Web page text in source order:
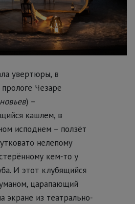
увертюры, в
Чезаре
) –
кашлем, в
исподнем – ползёт
нелепому
кем-то у
И этот клубящийся
царапающий
экране из театрально-